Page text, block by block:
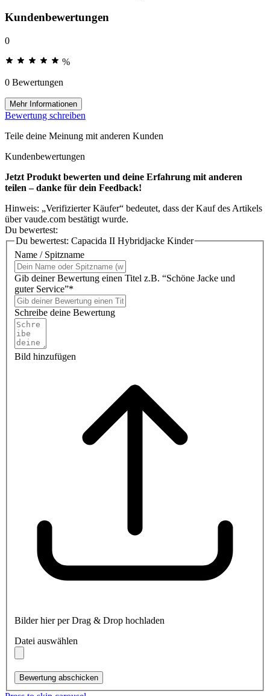
Kundenbewertungen
0
%
0 Bewertungen
Mehr Informationen
Bewertung schreiben
Teile deine Meinung mit anderen Kunden
Kundenbewertungen
Jetzt Produkt bewerten und deine Erfahrung mit anderen
teilen – danke für dein Feedback!
Hinweis: „Verifizierter Käufer“ bedeutet, dass der Kauf des Artikels
über vaude.com bestätigt wurde.
Du bewertest:
Du bewertest: Capacida II Hybridjacke Kinder
Name / Spitzname
Gib deiner Bewertung einen Titel z.B. “Schöne Jacke und
guter Service”*
Schreibe deine Bewertung
Bild hinzufügen
Bilder hier per Drag & Drop hochladen
Datei auswählen
Bewertung abschicken